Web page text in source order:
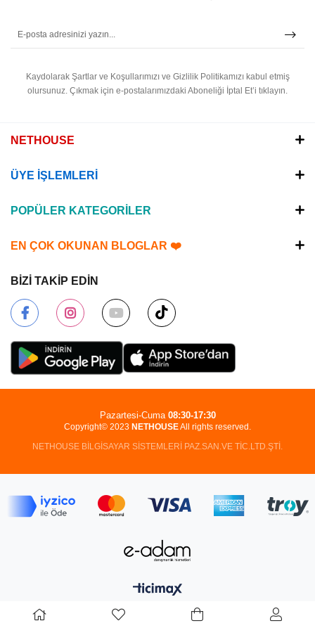
Kaydolarak Şartlar ve Koşullarımızı ve Gizlilik Politikamızı kabul etmiş
olursunuz. Çıkmak için e-postalarımızdaki Aboneliği İptal Et’i tıklayın.
NETHOUSE
ÜYE İŞLEMLERİ
POPÜLER KATEGORİLER
EN ÇOK OKUNAN BLOGLAR ❤️
BİZİ TAKİP EDİN
Copyright© 2023 NETHOUSEAll rights reserved.
NETHOUSE BİLGİSAYAR SİSTEMLERİ PAZ.SAN.VE TİC.LTD.ŞTİ.
Pazartesi-Cuma 08:30-17:30